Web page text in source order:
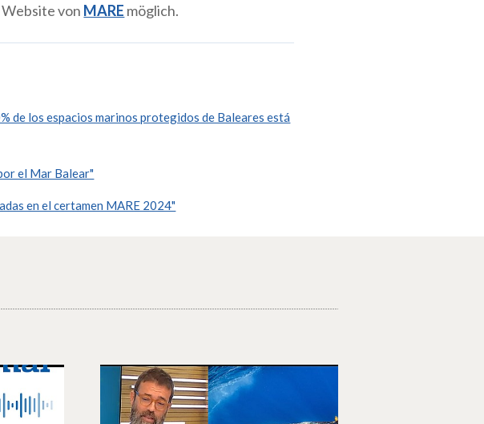
von MARE möglich.
de los espacios marinos protegidos de Baleares está
el Mar Balear"
en el certamen MARE 2024"